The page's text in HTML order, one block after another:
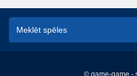
© game-game -